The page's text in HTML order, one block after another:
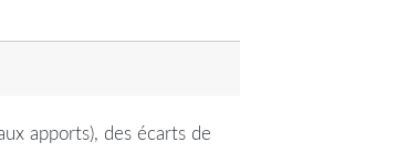
apports), des écarts de